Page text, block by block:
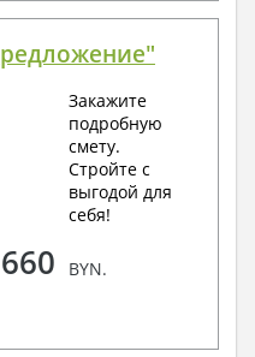
Закажите
подробную
смету.
Стройте с
выгодой для
себя!
660 BYN.